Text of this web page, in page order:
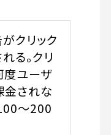
がクリック
る。クリ
度ユーザ
金されな
〜200